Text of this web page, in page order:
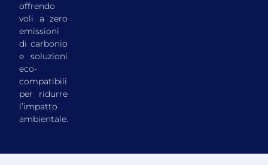
offrendo
voli a zero
emissioni
di carbonio
e soluzioni
eco-
compatibili
per ridurre
l’impatto
ambientale.